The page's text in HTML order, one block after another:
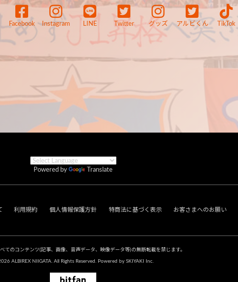
Facebook Instagram LINE Twitter グッズ アルビくん TikTok
Powered by Translate
利用規約 個人情報保護方針 特商法に基づく表示 お客さまへのお願い
てのコンテンツ(記事、画像、音声データ、映像データ等)の無断転載を禁じます。
ALBIREX NIIGATA. All Rights Reserved. Powered by SKIYAKI Inc.